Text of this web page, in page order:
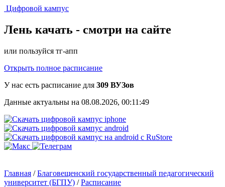
Цифровой кампус
Лень качать - смотри на сайте
или пользуйся тг-апп
Открыть полное расписание
У нас есть расписание для 309 ВУЗов
Данные актуальны на 08.08.2026, 00:11:49
Главная /Благовещенский государственный педагогический
университет (БГПУ) /Расписание